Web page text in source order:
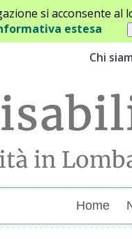
si acconsente
estesa
Chi
Home